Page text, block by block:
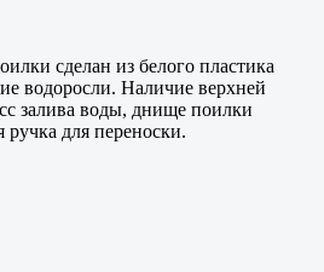
сделан из белого пластика
водоросли. Наличие верхней
залива воды, днище поилки
ручка для переноски.